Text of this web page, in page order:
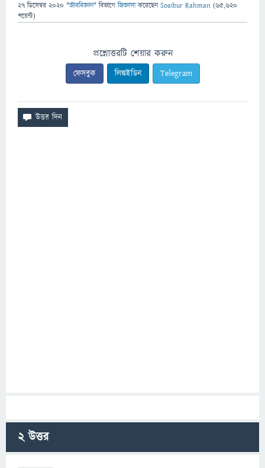
27 ডিসেম্বর 2020 "জীববিজ্ঞান" বিভাগে জিজ্ঞাসাকরেছেনSoaibur Rahman (65,620
পয়েন্ট)
প্রশ্নোত্তরটি শেয়ার করুন
ফেসবুক লিঙ্কইডিন Telegram
2উত্তর